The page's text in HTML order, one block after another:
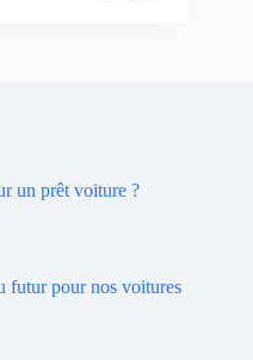
un prêt voiture ?
futur pour nos voitures